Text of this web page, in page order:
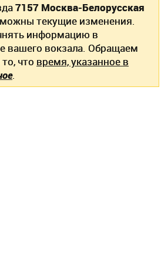
7157 Москва-Белорусская
текущие изменения.
информацию в
вашего вокзала. Обращаем
что время, указанное в
.